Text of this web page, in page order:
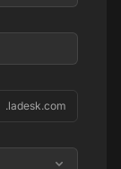
.ladesk.com